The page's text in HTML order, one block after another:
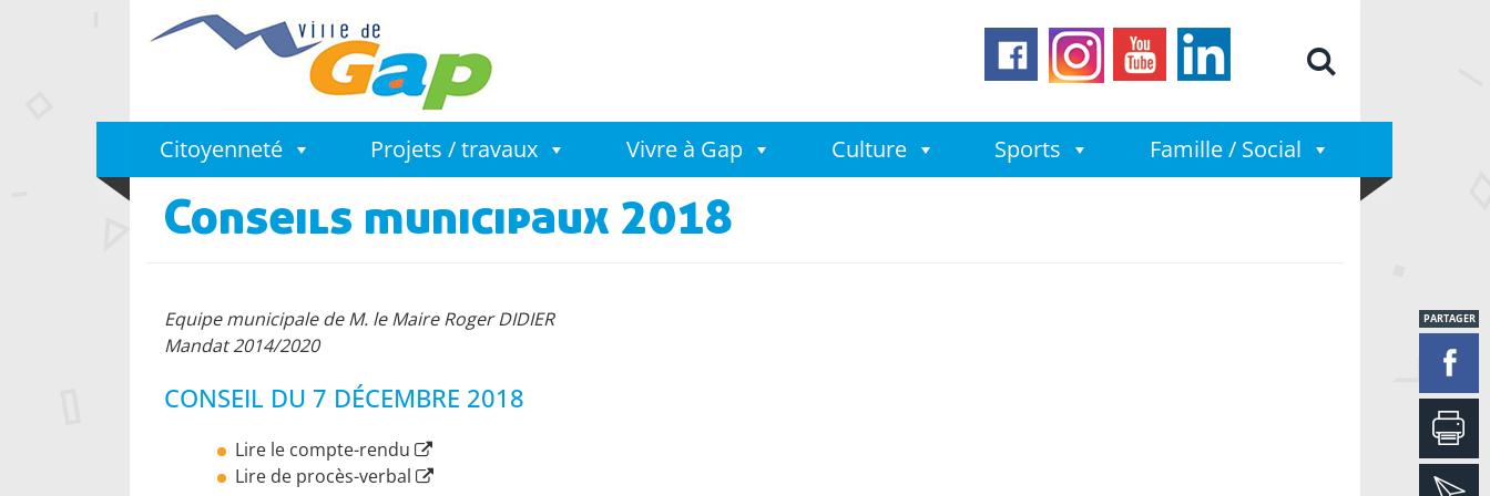
Citoyenneté Projets / travaux Vivre à Gap Culture Sports Famille / Social
PARTAGER
Conseils municipaux 2018
Equipe municipale de M. le Maire Roger DIDIER
Mandat 2014/2020
CONSEIL DU 7 DÉCEMBRE 2018
Lire le compte-rendu
Lire de procès-verbal